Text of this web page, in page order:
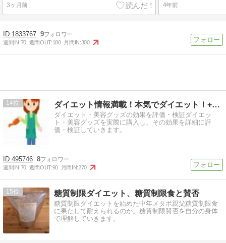
3ヶ月前 4年前
1833767 9
週間IN:70 週間OUT:180 月間IN:300
14 ダイエット情報満載！本気でダイエット！+美容
ダイエット・美容グッズの効果を評価・検証ダイエッ
ト・美容グッズを実際に購入し、その効果を詳細に評
価・検証していきます。
495746 8
週間IN:70 週間OUT:90 月間IN:270
15 糖質制限ダイエット、糖質制限食と賛否
糖質制限ダイエットを始めた中年メタボ親父糖質制限食
に果たして耐えられるのか。糖質制限賛否を自分の身体
で理解していきます。